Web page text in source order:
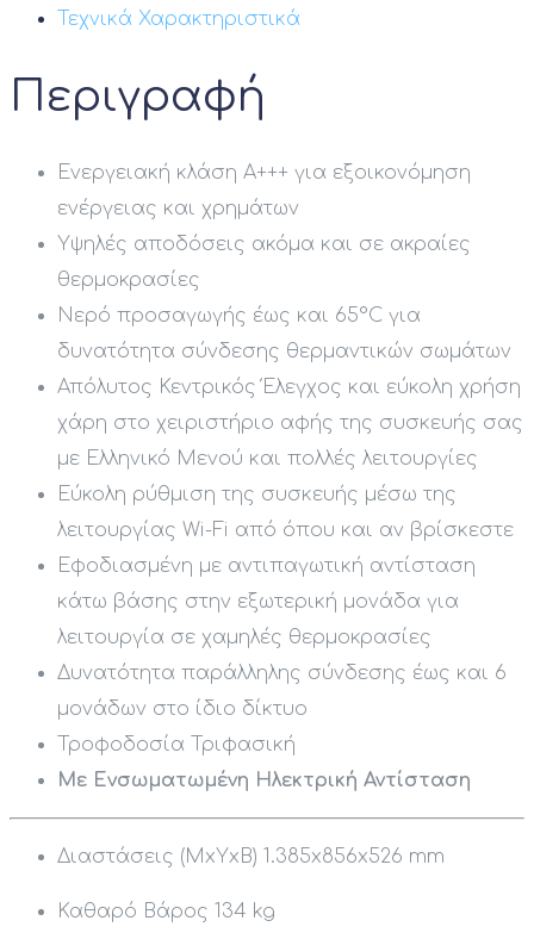
Τεχνικά Χαρακτηριστικά
Περιγραφή
Ενεργειακή κλάση Α+++ για εξοικονόμηση
ενέργειας και χρημάτων
Υψηλές αποδόσεις ακόμα και σε ακραίες
θερμοκρασίες
Νερό προσαγωγής έως και 65°C για
δυνατότητα σύνδεσης θερμαντικών σωμάτων
Απόλυτος Κεντρικός Έλεγχος και εύκολη χρήση
χάρη στο χειριστήριο αφής της συσκευής σας
με Ελληνικό Μενού και πολλές λειτουργίες
Εύκολη ρύθμιση της συσκευής μέσω της
λειτουργίας Wi-Fi από όπου και αν βρίσκεστε
Εφοδιασμένη με αντιπαγωτική αντίσταση
κάτω βάσης στην εξωτερική μονάδα για
λειτουργία σε χαμηλές θερμοκρασίες
Δυνατότητα παράλληλης σύνδεσης έως και 6
μονάδων στο ίδιο δίκτυο
Τροφοδοσία Τριφασική
Με Ενσωματωμένη Ηλεκτρική Αντίσταση
Διαστάσεις (MxΥxΒ) 1.385x856x526 mm
Καθαρό Βάρος 134 kg